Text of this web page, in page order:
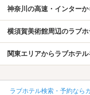
神奈川の高速・インター
横須賀美術館周辺のラブ
関東エリアからラブホテ
ラブホテル検索・予約なら